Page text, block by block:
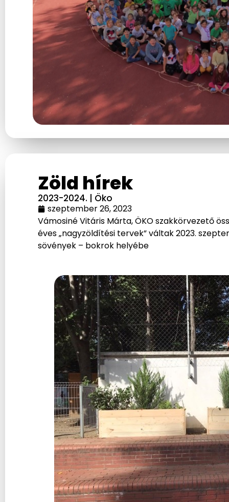
Zöld hírek
2023-2024. | Öko
szeptember 26, 2023
Vámosiné Vitáris Márta, ÖKO szakkörvezető
éves „nagyzöldítési tervek” váltak 2023.
sövények – bokrok helyébe